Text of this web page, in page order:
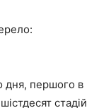
дня, першого в
стадій